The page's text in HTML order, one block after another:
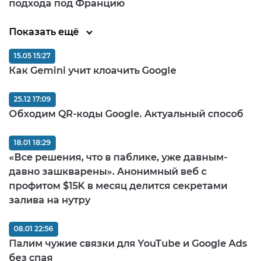
подхода под Францию
Показать ещё
Как Gemini учит клоачить Google
15.05 15:27
Обходим QR-коды Google. Актуальный способ
25.12 17:09
«Все решения, что в паблике, уже давным-
давно зашкварены». Анонимный веб с
профитом $15K в месяц делится секретами
залива на нутру
18.01 18:29
Палим чужие связки для YouTube и Google Ads
без спая
08.01 22:56